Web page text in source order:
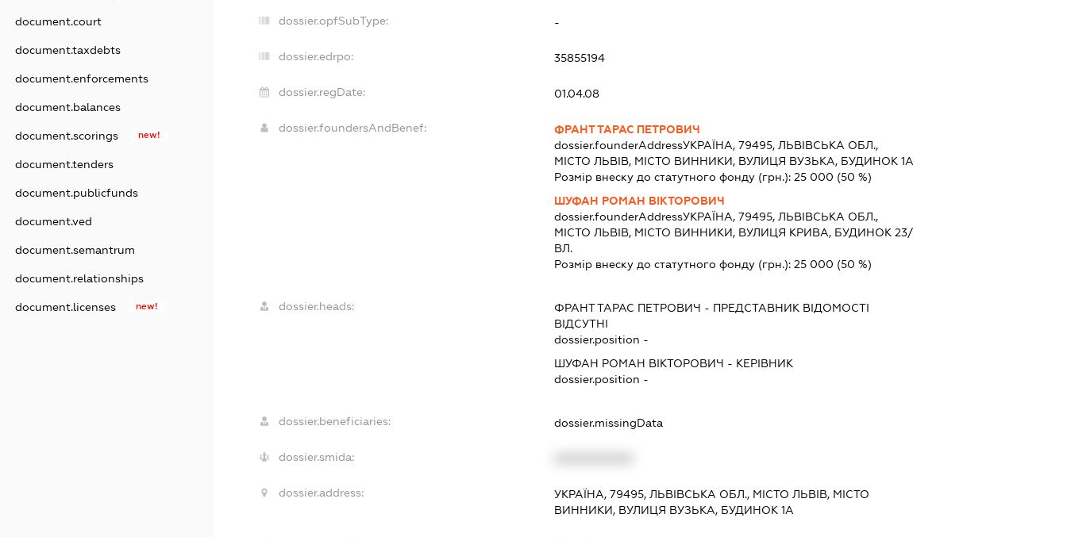
document.court
document.taxdebts
document.enforcements
document.balances
document.scorings new!
document.tenders
document.publicfunds
document.ved
document.semantrum
document.relationships
document.licenses new!
dossier.opfSubType: -
dossier.edrpo: 35855194
dossier.regDate: 01.04.08
dossier.foundersAndBenef:
ФРАНТ ТАРАС ПЕТРОВИЧ
dossier.founderAddressУКРАЇНА, 79495, ЛЬВІВСЬКА ОБЛ.,
МІСТО ЛЬВІВ, МІСТО ВИННИКИ, ВУЛИЦЯ ВУЗЬКА, БУДИНОК 1А
Розмір внеску до статутного фонду (грн.): 25 000 (50 %)
ШУФАН РОМАН ВІКТОРОВИЧ
dossier.founderAddressУКРАЇНА, 79495, ЛЬВІВСЬКА ОБЛ.,
МІСТО ЛЬВІВ, МІСТО ВИННИКИ, ВУЛИЦЯ КРИВА, БУДИНОК 23/
ВЛ.
Розмір внеску до статутного фонду (грн.): 25 000 (50 %)
dossier.heads: ФРАНТ ТАРАС ПЕТРОВИЧ - ПРЕДСТАВНИК ВІДОМОСТІ
ВІДСУТНІ
dossier.position -
ШУФАН РОМАН ВІКТОРОВИЧ - КЕРІВНИК
dossier.position -
dossier.beneficiaries: dossier.missingData
dossier.smida:
dossier.address:
УКРАЇНА, 79495, ЛЬВІВСЬКА ОБЛ., МІСТО ЛЬВІВ, МІСТО
ВИННИКИ, ВУЛИЦЯ ВУЗЬКА, БУДИНОК 1А